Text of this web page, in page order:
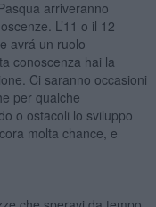
arriveranno
L’11 o il 12
avrá un ruolo
conoscenza hai la
Ci saranno occasioni
per qualche
o ostacoli lo sviluppo
molta chance, e